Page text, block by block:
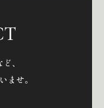
、
ませ。